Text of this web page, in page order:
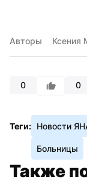
Авторы Ксения
0 0
Теги: Новости
Больницы
Также